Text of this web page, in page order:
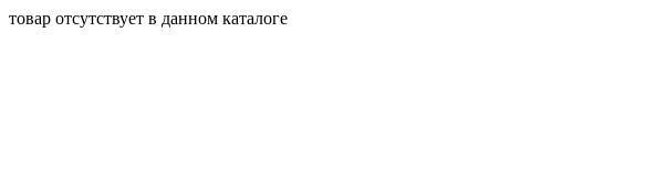
товар отсутствует в данном каталоге